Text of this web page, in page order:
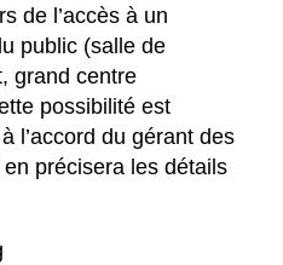
de l’accès à un
public (salle de
grand centre
possibilité est
l’accord du gérant des
en précisera les détails